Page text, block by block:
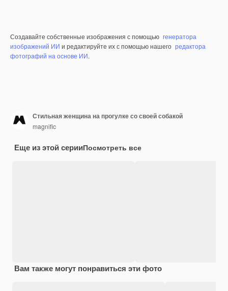
Создавайте собственные изображения с помощью генератора
изображений ИИ и редактируйте их с помощью нашего редактора
фотографий на основе ИИ.
Стильная женщина на прогулке со своей собакой
magnific
Еще из этой серииПосмотреть все
Вам также могут понравиться эти фото